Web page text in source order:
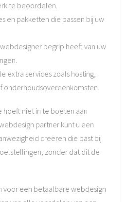
te beoordelen.
en pakketten die passen bij uw
begrip heeft van uw
extra services zoals hosting,
onderhoudsovereenkomsten.
hoeft niet in te boeten aan
partner kunt u een
creëren die past bij
zonder dat dit de
voor een betaalbare webdesign